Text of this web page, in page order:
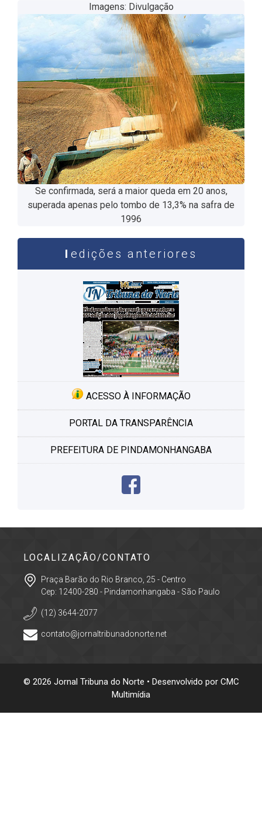
Imagens: Divulgação
Se confirmada, será a maior queda em 20 anos,
superada apenas pelo tombo de 13,3% na safra de
1996
edições anteriores
ACESSO À INFORMAÇÃO
PORTAL DA TRANSPARÊNCIA
PREFEITURA DE PINDAMONHANGABA
LOCALIZAÇÃO/CONTATO
Praça Barão do Rio Branco, 25 - Centro
Cep: 12400-280 - Pindamonhangaba - São Paulo
(12) 3644-2077
contato@jornaltribunadonorte.net
© 2026 Jornal Tribuna do Norte • Desenvolvido por CMC
Multimídia